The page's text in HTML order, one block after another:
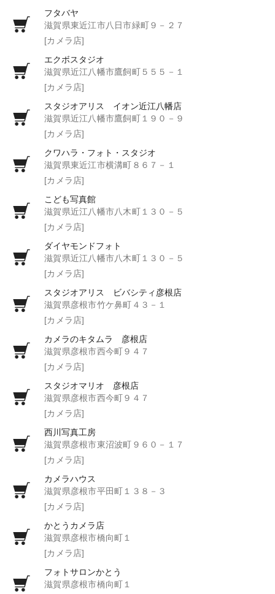
フタバヤ
滋賀県東近江市八日市緑町９－２７
[カメラ店]
エクボスタジオ
滋賀県近江八幡市鷹飼町５５５－１
[カメラ店]
スタジオアリス イオン近江八幡店
滋賀県近江八幡市鷹飼町１９０－９
[カメラ店]
クワハラ・フォト・スタジオ
滋賀県東近江市横溝町８６７－１
[カメラ店]
こども写真館
滋賀県近江八幡市八木町１３０－５
[カメラ店]
ダイヤモンドフォト
滋賀県近江八幡市八木町１３０－５
[カメラ店]
スタジオアリス ビバシティ彦根店
滋賀県彦根市竹ケ鼻町４３－１
[カメラ店]
カメラのキタムラ 彦根店
滋賀県彦根市西今町９４７
[カメラ店]
スタジオマリオ 彦根店
滋賀県彦根市西今町９４７
[カメラ店]
西川写真工房
滋賀県彦根市東沼波町９６０－１７
[カメラ店]
カメラハウス
滋賀県彦根市平田町１３８－３
[カメラ店]
かとうカメラ店
滋賀県彦根市橋向町１
[カメラ店]
フォトサロンかとう
滋賀県彦根市橋向町１